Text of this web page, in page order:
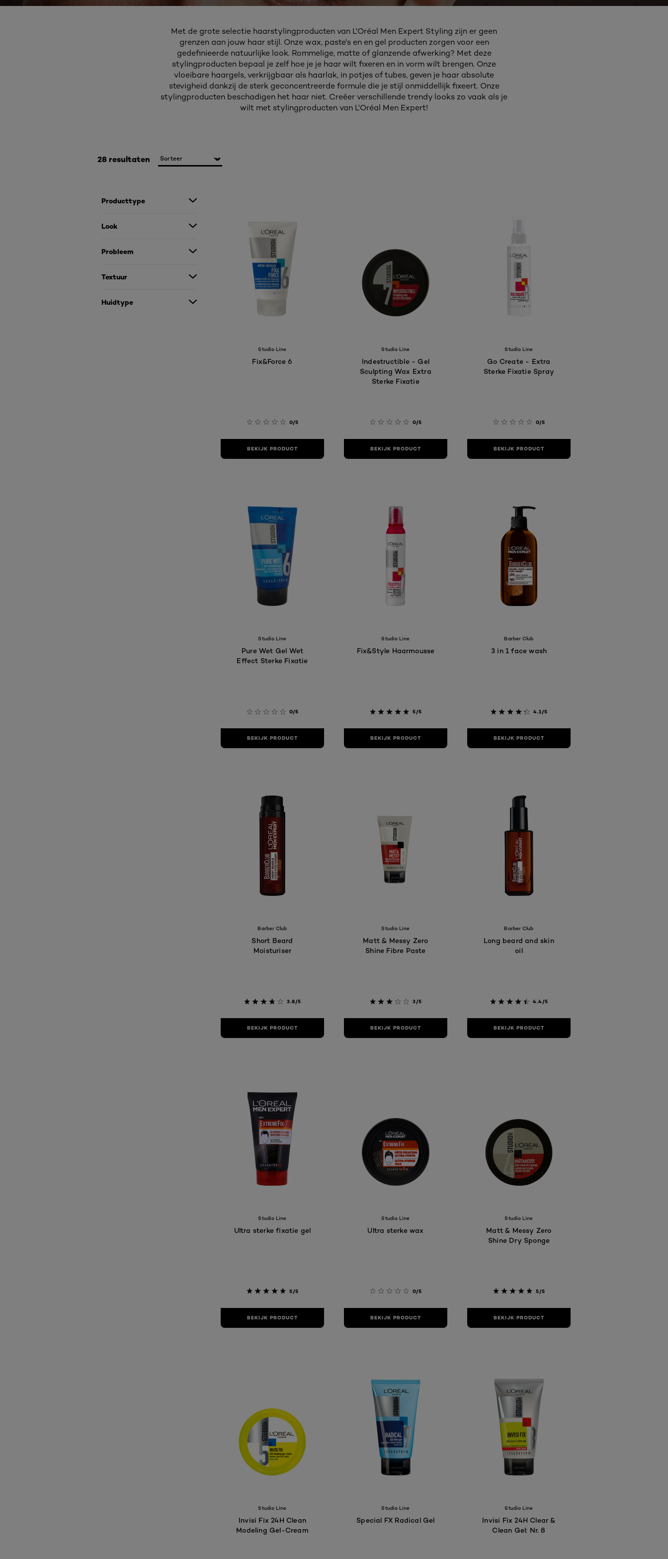
Met de grote selectie haarstylingproducten van L'Oréal Men Expert Styling zijn er geen
grenzen aan jouw haar stijl. Onze wax, paste's en en gel producten zorgen voor een
gedefinieerde natuurlijke look. Rommelige, matte of glanzende afwerking? Met deze
stylingproducten bepaal je zelf hoe je je haar wilt fixeren en in vorm wilt brengen. Onze
vloeibare haargels, verkrijgbaar als haarlak, in potjes of tubes, geven je haar absolute
stevigheid dankzij de sterk geconcentreerde formule die je stijl onmiddellijk fixeert. Onze
stylingproducten beschadigen het haar niet. Creëer verschillende trendy looks zo vaak als je
wilt met stylingproducten van L'Oréal Men Expert!
28 resultaten
Producttype
Look
Probleem
Textuur
Huidtype
Studio Line
Fix&Force 6
0/5
BEKIJK PRODUCT
Studio Line
Indestructible - Gel
Sculpting Wax Extra
Sterke Fixatie
0/5
BEKIJK PRODUCT
Studio Line
Go Create - Extra
Sterke Fixatie Spray
0/5
BEKIJK PRODUCT
Studio Line
Pure Wet Gel Wet
Effect Sterke Fixatie
0/5
BEKIJK PRODUCT
Studio Line
Fix&Style Haarmousse
5/5
BEKIJK PRODUCT
Barber Club
3 in 1 face wash
4.1/5
BEKIJK PRODUCT
Barber Club
Short Beard
Moisturiser
3.8/5
BEKIJK PRODUCT
Studio Line
Matt & Messy Zero
Shine Fibre Paste
3/5
BEKIJK PRODUCT
Barber Club
Long beard and skin
oil
4.4/5
BEKIJK PRODUCT
Studio Line
Ultra sterke fixatie gel
5/5
BEKIJK PRODUCT
Studio Line
Ultra sterke wax
0/5
BEKIJK PRODUCT
Studio Line
Matt & Messy Zero
Shine Dry Sponge
5/5
BEKIJK PRODUCT
Studio Line
Invisi Fix 24H Clean
Modeling Gel-Cream
Studio Line
Special FX Radical Gel
Studio Line
Invisi Fix 24H Clear &
Clean Gel: Nr. 8